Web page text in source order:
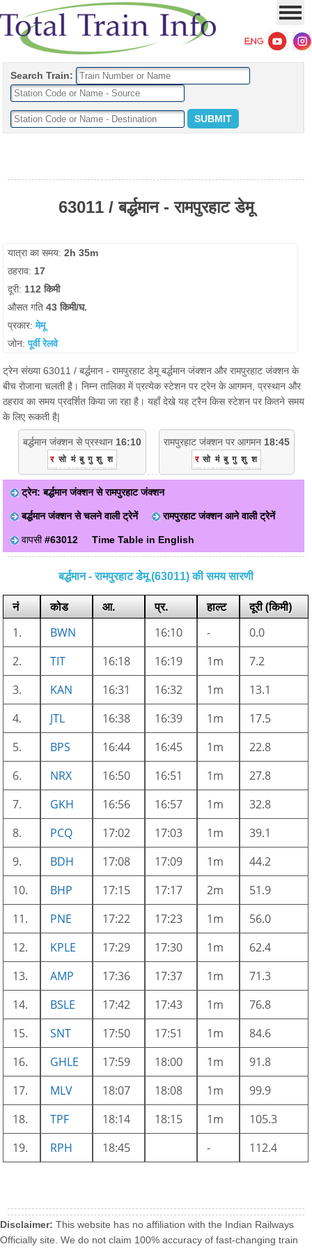
Search Train:
63011 / बर्द्धमान - रामपुरहाट डेमू
यात्रा का समय:2h 35m
ठहराव: 17
दूरी: 112 किमी
औसत गति43 किमी/घ.
प्रकार:मेमू
जोन:पूर्वी रेलवे
ट्रेन संख्या 63011 / बर्द्धमान - रामपुरहाट डेमू बर्द्धमान जंक्शन और रामपुरहाट जंक्शन के
बीच रोजाना चलती है। निम्न तालिका में प्रत्येक स्टेशन पर ट्रेन के आगमन, प्रस्थान और
ठहराव का समय प्रदर्शित किया जा रहा है। यहाँ देखे यह ट्रैन किस स्टेशन पर कितने समय
के लिए रूकती है|
बर्द्धमान जंक्शन से प्रस्थान 16:10
र सो मं बु गु शु श
रामपुरहाट जंक्शन पर आगमन 18:45
र सो मं बु गु शु श
ट्रेन: बर्द्धमान जंक्शन से रामपुरहाट जंक्शन
बर्द्धमान जंक्शन से चलने वाली ट्रेनें रामपुरहाट जंक्शन आने वाली ट्रेनें
वापसी#63012 Time Table in English
बर्द्धमान - रामपुरहाट डेमू (63011) की समय सारणी
नं कोड आ. प्र. हाल्ट
दूरी (किमी)
1.
BWN 16:10 -
0.0
2.
TIT 16:18 16:19 1m
7.2
3.
KAN 16:31 16:32 1m
13.1
4.
JTL 16:38 16:39 1m
17.5
5.
BPS 16:44 16:45 1m
22.8
6.
NRX 16:50 16:51 1m
27.8
7.
GKH 16:56 16:57 1m
32.8
8.
PCQ 17:02 17:03 1m
39.1
9.
BDH 17:08 17:09 1m
44.2
10.
BHP 17:15 17:17 2m
51.9
11.
PNE 17:22 17:23 1m
56.0
12.
KPLE 17:29 17:30 1m
62.4
13.
AMP 17:36 17:37 1m
71.3
14.
BSLE 17:42 17:43 1m
76.8
15.
SNT 17:50 17:51 1m
84.6
16.
GHLE 17:59 18:00 1m
91.8
17.
MLV 18:07 18:08 1m
99.9
18.
TPF 18:14 18:15 1m
105.3
19.
RPH 18:45 - 112.4
Disclaimer: This website has no affiliation with the Indian Railways
Officially site. We do not claim 100% accuracy of fast-changing train